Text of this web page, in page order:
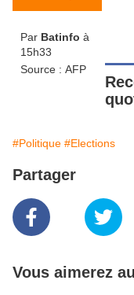
Par Batinfo à
15h33
Source : AFP
#Politique #Elections
Partager
Vous aimerez